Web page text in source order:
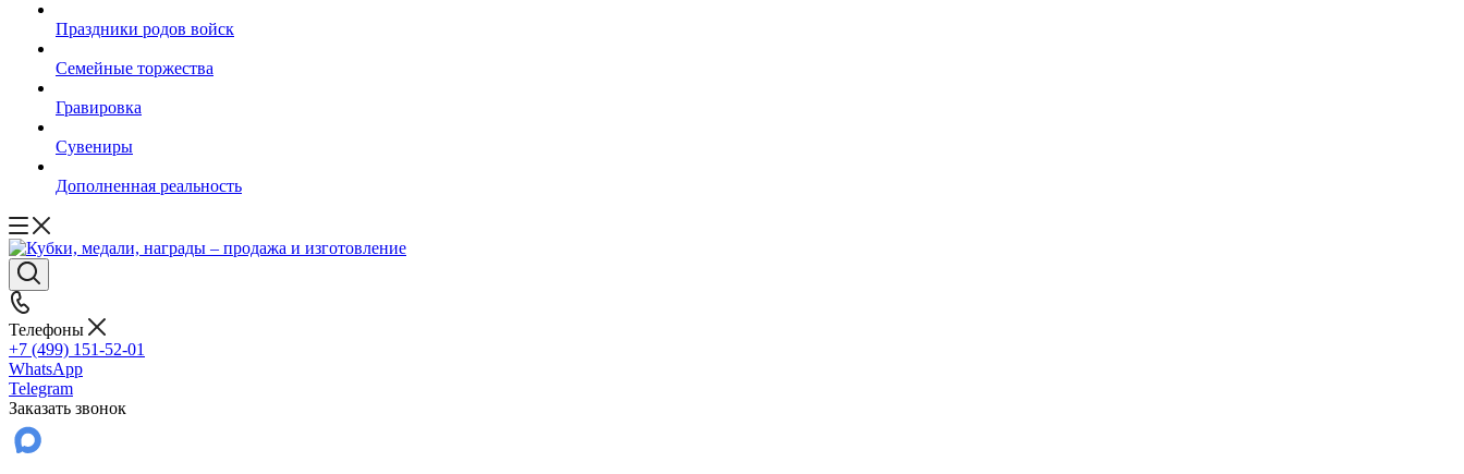
Праздники родов войск
Семейные торжества
Гравировка
Сувениры
Дополненная реальность
Телефоны
+7 (499) 151-52-01
WhatsApp
Telegram
Заказать звонок